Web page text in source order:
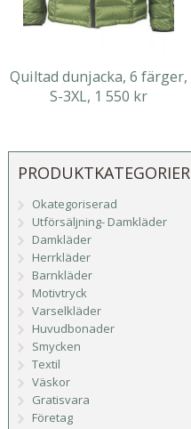
Quiltad dunjacka, 6 färger,
S-3XL, 1 550 kr
PRODUKTKATEGORIER
Okategoriserad
Utförsäljning- Damkläder
Damkläder
Herrkläder
Barnkläder
Motivtryck
Varselkläder
Huvudbonader
Smycken
Textil
Väskor
Gratisvara
Företag